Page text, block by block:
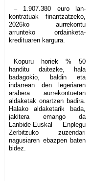
– 1.907.380 euro lan-
kontratuak finantzatzeko,
2026ko aurrekontu
arrunteko ordainketa-
kredituaren kargura.
Kopuru horiek % 50
handitu daitezke, hala
badagokio, baldin eta
indarrean den legeriaren
arabera aurrekontuetan
aldaketak onartzen badira.
Halako aldaketarik bada,
jakitera emango da
Lanbide-Euskal Enplegu
Zerbitzuko zuzendari
nagusiaren ebazpen baten
bidez.